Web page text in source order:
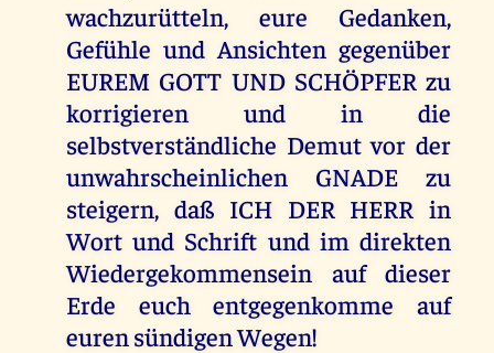
wachzurütteln, eure Gedanken,
Gefühle und Ansichten gegenüber
EUREM GOTT UND SCHÖPFER zu
korrigieren und in die
selbstverständliche Demut vor der
unwahrscheinlichen GNADE zu
steigern, daß ICH DER HERR in
Wort und Schrift und im direkten
Wiedergekommensein auf dieser
Erde euch entgegenkomme auf
euren sündigen Wegen!